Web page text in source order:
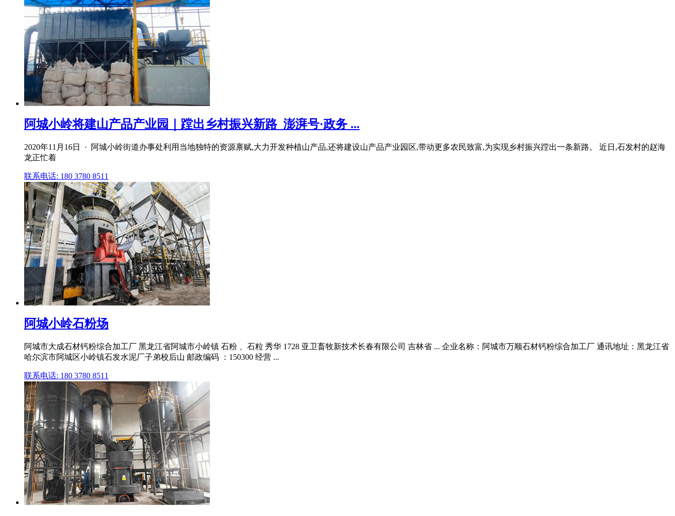
阿城小岭将建山产品产业园｜蹚出乡村振兴新路_澎湃号·政务 ...
2020年11月16日 · 阿城小岭街道办事处利用当地独特的资源禀赋,大力开发种植山产品,还将建设山产品产业园区,带动更多农民致富,为实现乡村振兴蹚出一条新路。 近日,石发村的赵海
龙正忙着
联系电话: 180 3780 8511
阿城小岭石粉场
阿城市大成石材钙粉综合加工厂 黑龙江省阿城市小岭镇 石粉 、石粒 秀华 1728 亚卫畜牧新技术长春有限公司 吉林省 ... 企业名称：阿城市万顺石材钙粉综合加工厂 通讯地址：黑龙江省
哈尔滨市阿城区小岭镇石发水泥厂子弟校后山 邮政编码 ：150300 经营 ...
联系电话: 180 3780 8511